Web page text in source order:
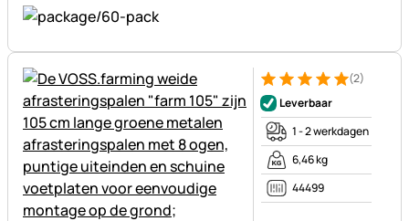
Beoordeling: 5 van 5 (2
2 Bewertungen
(2)
Leverbaar
1 - 2 werkdagen
6,46 kg
44499